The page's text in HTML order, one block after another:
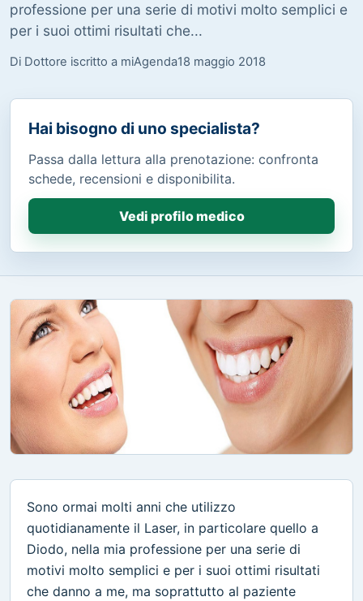
professione per una serie di motivi molto semplici e
per i suoi ottimi risultati che...
Di Dottore iscritto a miAgenda18 maggio 2018
Hai bisogno di uno specialista?
Passa dalla lettura alla prenotazione: confronta
schede, recensioni e disponibilita.
Vedi profilo medico
Sono ormai molti anni che utilizzo
quotidianamente il Laser, in particolare quello a
Diodo, nella mia professione per una serie di
motivi molto semplici e per i suoi ottimi risultati
che danno a me, ma soprattutto al paziente